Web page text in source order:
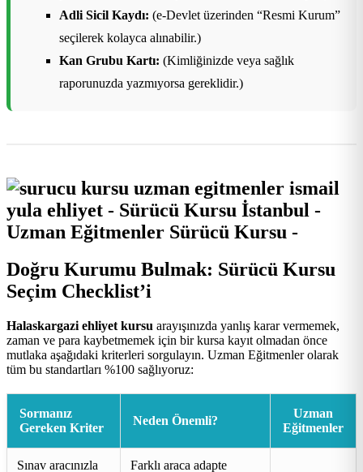
Adli Sicil Kaydı: (e-Devlet üzerinden “Resmi Kurum”
seçilerek kolayca alınabilir.)
Kan Grubu Kartı: (Kimliğinizde veya sağlık
raporunuzda yazmıyorsa gereklidir.)
Doğru Kurumu Bulmak: Sürücü Kursu
Seçim Checklist’i
Halaskargazi ehliyet kursu arayışınızda yanlış karar vermemek,
zaman ve para kaybetmemek için bir kursa kayıt olmadan önce
mutlaka aşağıdaki kriterleri sorgulayın. Uzman Eğitmenler olarak
tüm bu standartları %100 sağlıyoruz:
Sormanız
Gereken Kriter
Neden Önemli?
Uzman
Eğitmenler
Sınav aracınızla
Farklı araca adapte